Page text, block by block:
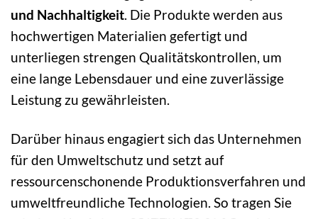
und Nachhaltigkeit. Die Produkte werden aus
hochwertigen Materialien gefertigt und
unterliegen strengen Qualitätskontrollen, um
eine lange Lebensdauer und eine zuverlässige
Leistung zu gewährleisten.
Darüber hinaus engagiert sich das Unternehmen
für den Umweltschutz und setzt auf
ressourcenschonende Produktionsverfahren und
umweltfreundliche Technologien. So tragen Sie